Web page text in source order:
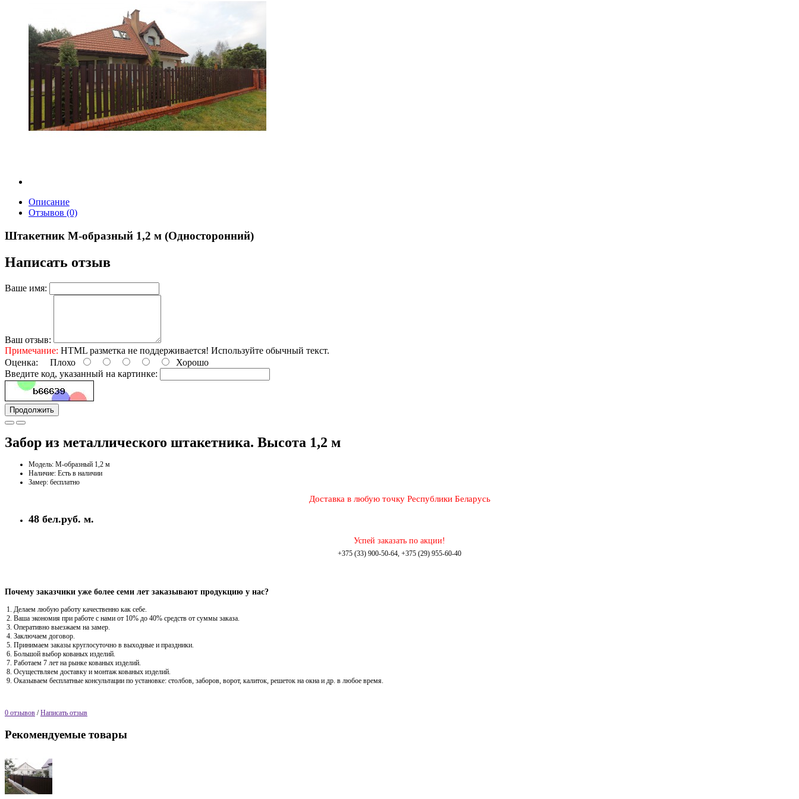
Описание
Отзывов (0)
Штакетник М-образный 1,2 м (Односторонний)
Написать отзыв
Ваше имя:
Ваш отзыв:
Примечание: HTML разметка не поддерживается! Используйте обычный текст.
Оценка: Плохо
Хорошо
Введите код, указанный на картинке:
Продолжить
Забор из металлического штакетника. Высота 1,2 м
Модель: М-образный 1,2 м
Наличие: Есть в наличии
Замер: бесплатно
Доставка в любую точку Республики Беларусь
48 бел.руб. м.
Успей заказать по акции!
+375 (33) 900-50-64, +375 (29) 955-60-40
Почему заказчики уже более семи лет заказывают продукцию у нас?
Делаем любую работу качественно как себе.
Ваша экономия при работе с нами от 10% до 40% средств от суммы заказа.
Оперативно выезжаем на замер.
Заключаем договор.
Принимаем заказы круглосуточно в выходные и праздники.
Большой выбор кованых изделий.
Работаем 7 лет на рынке кованых изделий.
Осуществляем доставку и монтаж кованых изделий.
Оказываем бесплатные консультации по установке: столбов, заборов, ворот, калиток, решеток на окна и др. в любое время.
0 отзывов /Написать отзыв
Рекомендуемые товары